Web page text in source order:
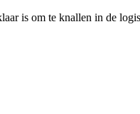
is om te knallen in de